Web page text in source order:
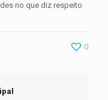
no que diz respeito
0